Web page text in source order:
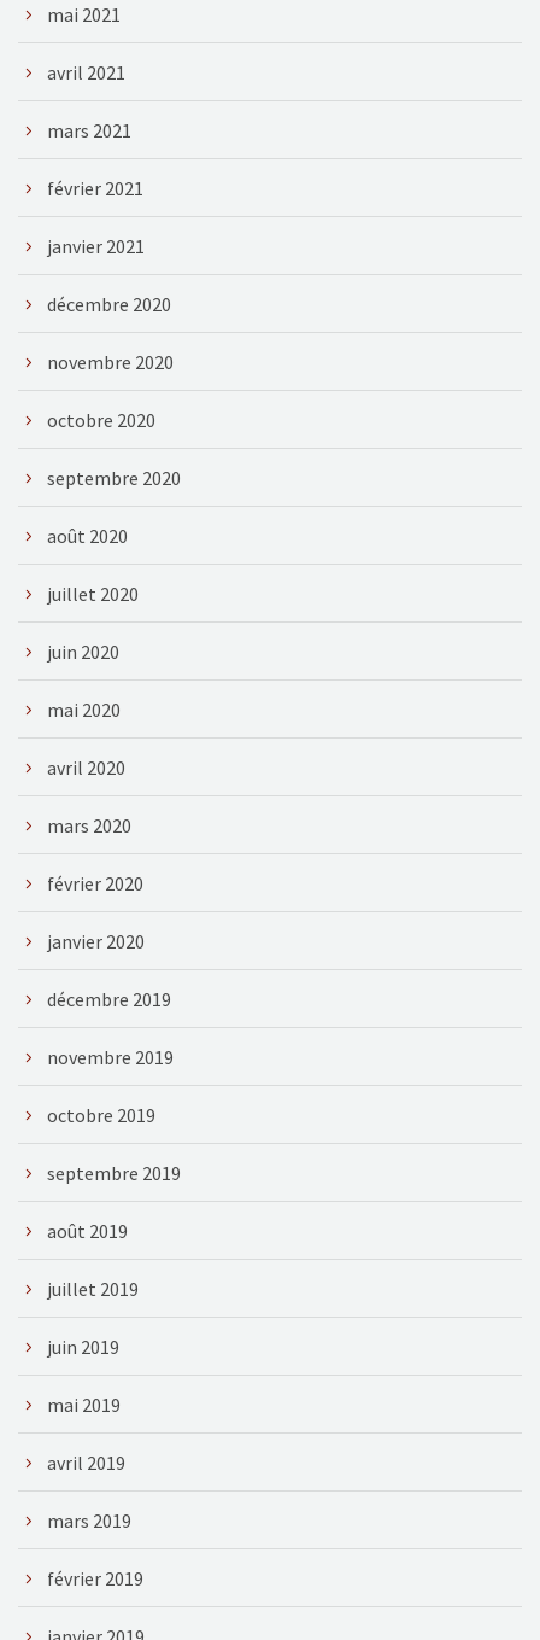
mai 2021
avril 2021
mars 2021
février 2021
janvier 2021
décembre 2020
novembre 2020
octobre 2020
septembre 2020
août 2020
juillet 2020
juin 2020
mai 2020
avril 2020
mars 2020
février 2020
janvier 2020
décembre 2019
novembre 2019
octobre 2019
septembre 2019
août 2019
juillet 2019
juin 2019
mai 2019
avril 2019
mars 2019
février 2019